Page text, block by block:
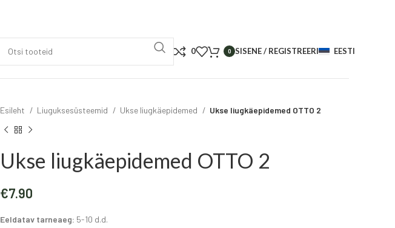
0 0 SISENE / REGISTREERI EESTI
Esileht Liuguksesüsteemid Ukse liugkäepidemed Ukse liugkäepidemed OTTO 2
Ukse liugkäepidemed OTTO 2
€7.90
Eeldatav tarneaeg: 5-10 d.d.